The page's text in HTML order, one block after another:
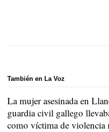
También en La Voz
La mujer asesinada en
guardia civil gallego
como víctima de violencia